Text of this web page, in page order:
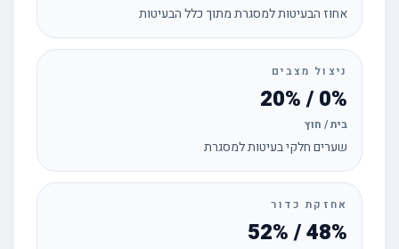
אחוז הבעיטות למסגרת מתוך כלל הבעיטות
ניצול מצבים
0% / 20%
בית / חוץ
שערים חלקי בעיטות למסגרת
אחזקת כדור
48% / 52%